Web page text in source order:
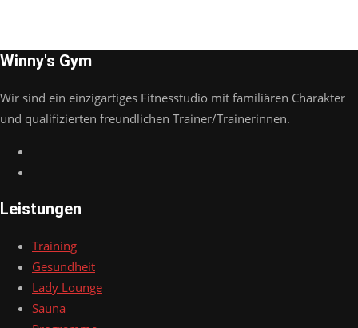
Winny's Gym
Wir sind ein einzigartiges Fitnesstudio mit familiären Charakter
und qualifizierten freundlichen Trainer/Trainerinnen.
Leistungen
Training
Gesundheit
Lady Lounge
Sauna